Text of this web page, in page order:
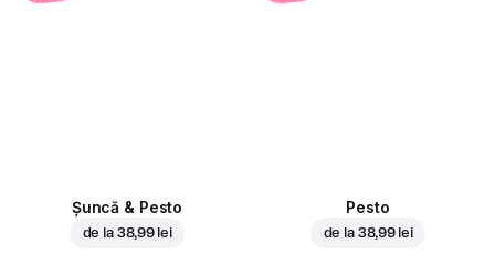
Șuncă & Pesto
de la 38,99 lei
Pesto
de la 38,99 lei